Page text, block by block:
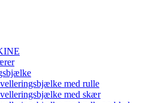
med rulle
med skær